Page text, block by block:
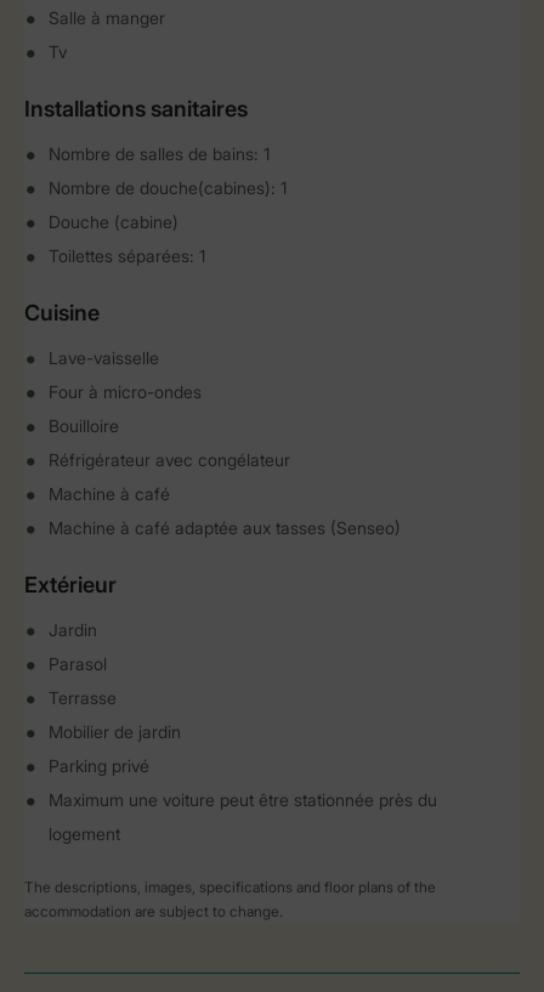
Salle à manger
Tv
Installations sanitaires
Nombre de salles de bains: 1
Nombre de douche(cabines): 1
Douche (cabine)
Toilettes séparées: 1
Cuisine
Lave-vaisselle
Four à micro-ondes
Bouilloire
Réfrigérateur avec congélateur
Machine à café
Machine à café adaptée aux tasses (Senseo)
Extérieur
Jardin
Parasol
Terrasse
Mobilier de jardin
Parking privé
Maximum une voiture peut être stationnée près du
logement
The descriptions, images, specifications and floor plans of the
accommodation are subject to change.